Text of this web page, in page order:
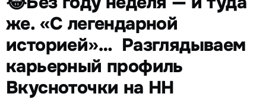
же. «С легендарной
историей»… Разглядываем
карьерный профиль
Вкусноточки на HH